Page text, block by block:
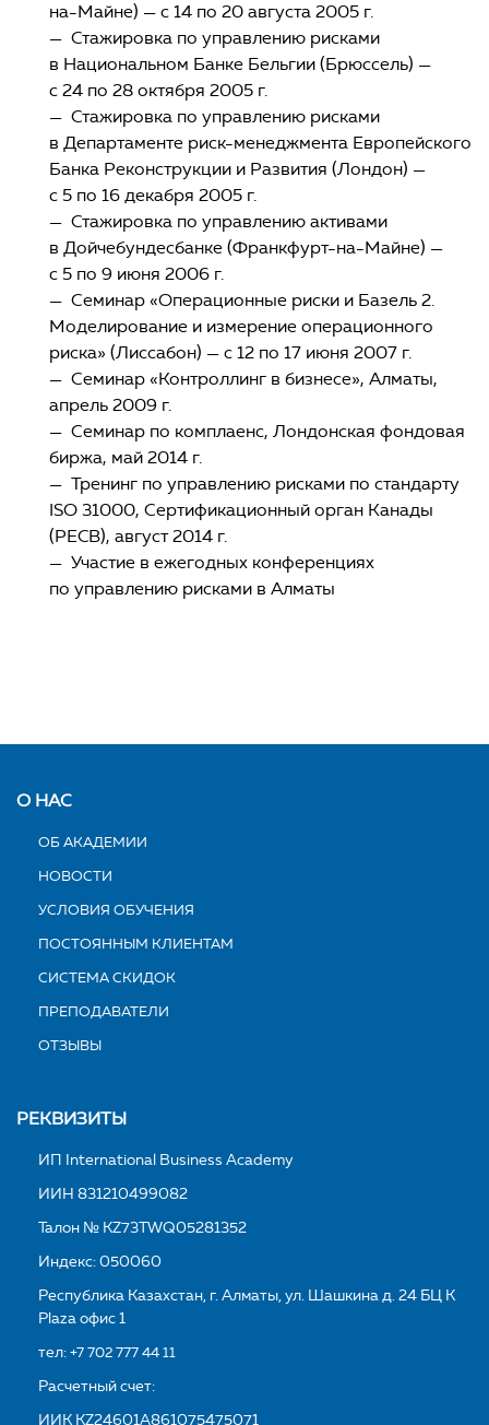
на-Майне) — с 14 по 20 августа 2005 г.
— Стажировка по управлению рисками
в Национальном Банке Бельгии (Брюссель) —
с 24 по 28 октября 2005 г.
— Стажировка по управлению рисками
в Департаменте риск-менеджмента Европейского
Банка Реконструкции и Развития (Лондон) —
с 5 по 16 декабря 2005 г.
— Стажировка по управлению активами
в Дойчебундесбанке (Франкфурт-на-Майне) —
с 5 по 9 июня 2006 г.
— Семинар «Операционные риски и Базель 2.
Моделирование и измерение операционного
риска» (Лиссабон) — с 12 по 17 июня 2007 г.
— Семинар «Контроллинг в бизнесе», Алматы,
апрель 2009 г.
— Семинар по комплаенс, Лондонская фондовая
биржа, май 2014 г.
— Тренинг по управлению рисками по стандарту
ISO 31000, Сертификационный орган Канады
(PECB), август 2014 г.
— Участие в ежегодных конференциях
по управлению рисками в Алматы
О НАС
ОБ АКАДЕМИИ
НОВОСТИ
УСЛОВИЯ ОБУЧЕНИЯ
ПОСТОЯННЫМ КЛИЕНТАМ
СИСТЕМА СКИДОК
ПРЕПОДАВАТЕЛИ
ОТЗЫВЫ
РЕКВИЗИТЫ
ИП International Business Academy
ИИН 831210499082
Талон № KZ73TWQ05281352
Индекс: 050060
Республика Казахстан, г. Алматы, ул. Шашкина д. 24 БЦ K
Plaza офис 1
тел:+7 702 777 44 11
Расчетный счет:
ИИК KZ24601A861075475071